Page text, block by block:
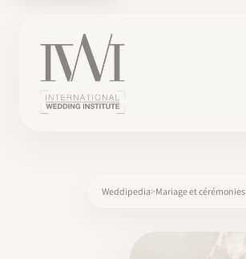
Weddipedia Mariage et cérémonies